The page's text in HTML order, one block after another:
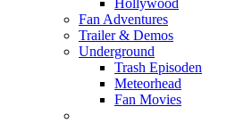
Hollywood
Fan Adventures
Trailer & Demos
Underground
Trash Episoden
Meteorhead
Fan Movies